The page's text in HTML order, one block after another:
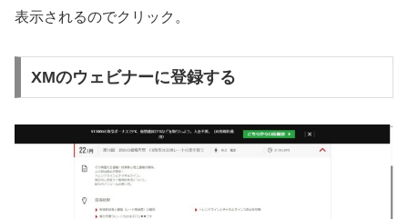
表示されるのでクリック。
XMのウェビナーに登録する